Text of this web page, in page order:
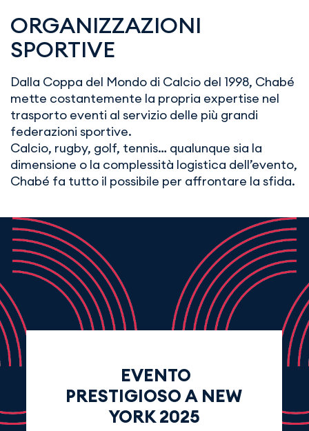
ORGANIZZAZIONI
SPORTIVE
Dalla Coppa del Mondo di Calcio del 1998, Chabé
mette costantemente la propria expertise nel
trasporto eventi al servizio delle più grandi
federazioni sportive.
Calcio, rugby, golf, tennis… qualunque sia la
dimensione o la complessità logistica dell’evento,
Chabé fa tutto il possibile per affrontare la sfida.
EVENTO
PRESTIGIOSO A NEW
YORK 2025